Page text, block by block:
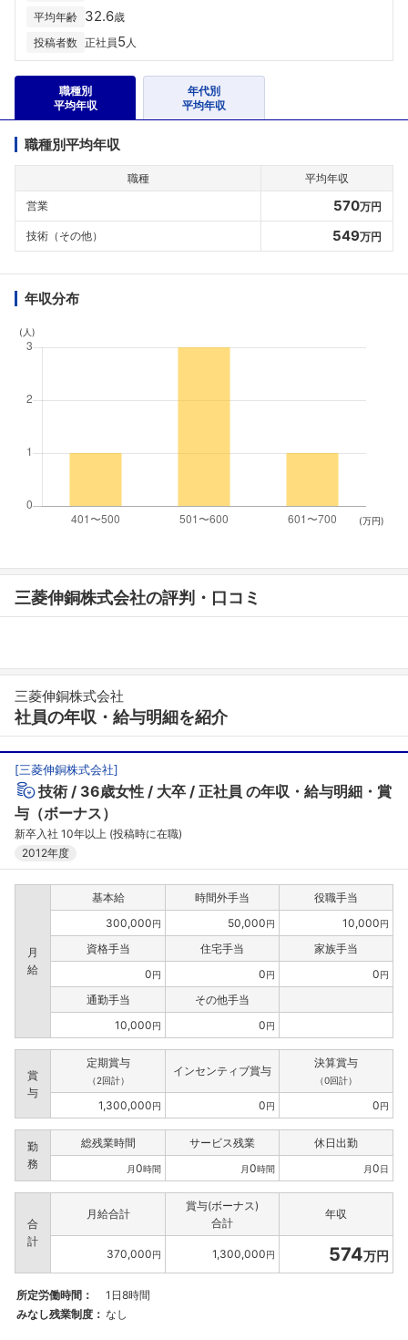
平均年齢 32.6歳
投稿者数 正社員5 人
職種別
平均年収
年代別
平均年収
職種別平均年収
職種
平均年収
営業
570万円
技術（その他） 549万円
年収分布
(人)
(万円)
三菱伸銅株式会社の評判・口コミ
三菱伸銅株式会社
社員の年収・給与明細を紹介
[三菱伸銅株式会社]
技術 36歳女性 大卒 正社員 の年収・給与明細・賞
与（ボーナス）
新卒入社 10年以上 (投稿時に在職)
2012年度
月
給
基本給 時間外手当
役職手当
300,000円 50,000円 10,000円
資格手当 住宅手当
家族手当
0円 0円 0円
通勤手当
その他手当
10,000円 0円
賞
与
定期賞与
（2回計）
インセンティブ賞与
決算賞与
（0回計）
1,300,000円 0円 0円
勤
務
総残業時間 サービス残業 休日出勤
月0時間 月0時間 月0日
合
計
月給合計
賞与(ボーナス)
合計
年収
370,000円 1,300,000円 574万円
所定労働時間：
1日8時間
みなし残業制度： なし